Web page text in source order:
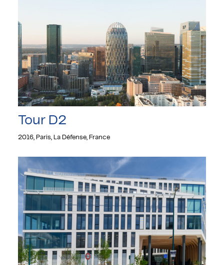
Tour D2
2016, Paris, La Défense, France